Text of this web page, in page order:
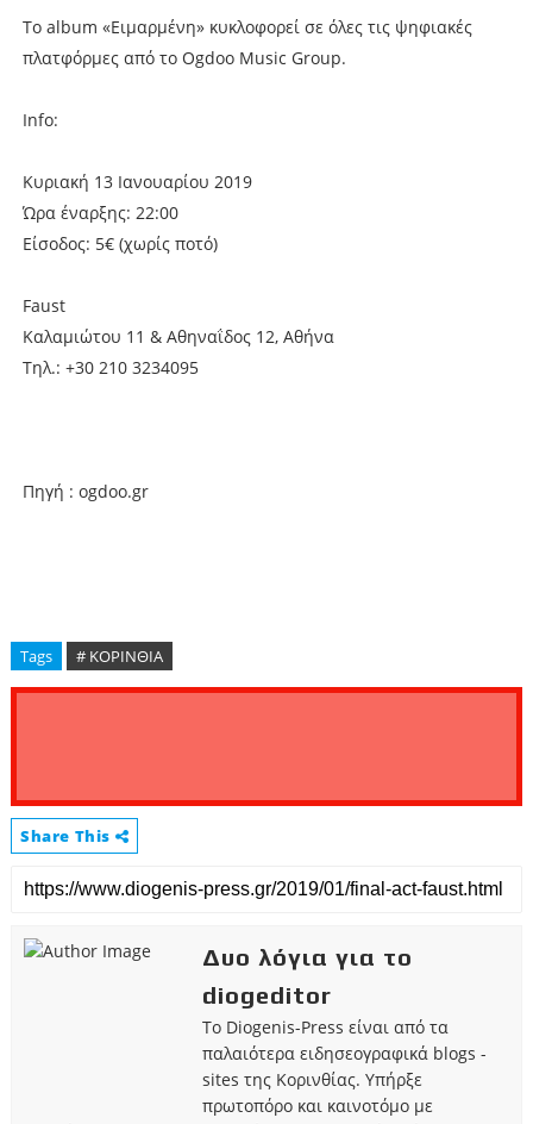
Το album «Ειμαρμένη» κυκλοφορεί σε όλες τις ψηφιακές
πλατφόρμες από το Ogdoo Music Group.
Info:
Κυριακή 13 Ιανουαρίου 2019
Ώρα έναρξης: 22:00
Είσοδος: 5€ (χωρίς ποτό)
Faust
Καλαμιώτου 11 & Αθηναΐδος 12, Αθήνα
Τηλ.: +30 210 3234095
Πηγή : ogdoo.gr
Tags # ΚΟΡΙΝΘΙΑ
Share This
Δυο λόγια για το
diogeditor
Το Diogenis-Press είναι από τα
παλαιότερα ειδησεογραφικά blogs -
sites της Κορινθίας. Υπήρξε
πρωτοπόρο και καινοτόμο με